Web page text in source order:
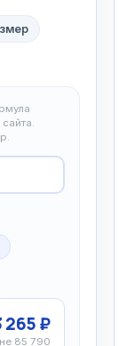
265 ₽
85 790